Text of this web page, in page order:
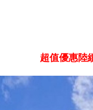
超值優惠陸